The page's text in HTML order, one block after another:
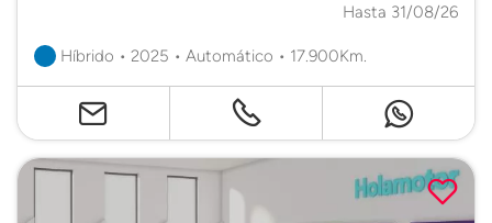
Hasta 31/08/26
Híbrido • 2025 • Automático • 17.900Km.